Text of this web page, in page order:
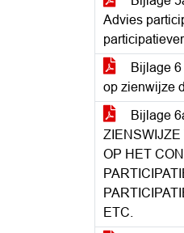
Advies
Bijlage
op zienwijze
Bijlage
ZIENSWIJZE
OP HET
ETC.